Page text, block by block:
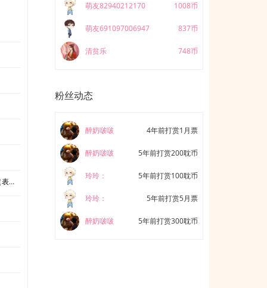
）
萌友82940212170 1008币
萌友691097006947 837币
清贫乐 748币
粉丝动态
醉奶啵啵 4年前打赏1月票
醉奶啵啵 5年前打赏200耽币
玲玲： 5年前打赏100耽币
玲玲： 5年前打赏5月票
醉奶啵啵 5年前打赏300耽币